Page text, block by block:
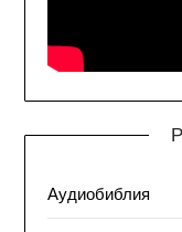
Аудиобиблия